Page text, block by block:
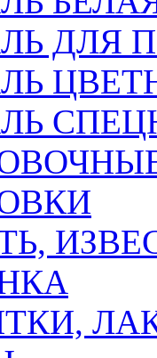
ДЛЯ